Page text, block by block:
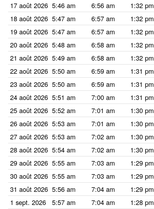
17 août 2026 5:46 am 6:56 am 1:32 pm
18 août 2026 5:47 am 6:57 am 1:32 pm
19 août 2026 5:47 am 6:57 am 1:32 pm
20 août 2026 5:48 am 6:58 am 1:32 pm
21 août 2026 5:49 am 6:58 am 1:32 pm
22 août 2026 5:50 am 6:59 am 1:31 pm
23 août 2026 5:50 am 6:59 am 1:31 pm
24 août 2026 5:51 am 7:00 am 1:31 pm
25 août 2026 5:52 am 7:01 am 1:30 pm
26 août 2026 5:53 am 7:01 am 1:30 pm
27 août 2026 5:53 am 7:02 am 1:30 pm
28 août 2026 5:54 am 7:02 am 1:30 pm
29 août 2026 5:55 am 7:03 am 1:29 pm
30 août 2026 5:55 am 7:03 am 1:29 pm
31 août 2026 5:56 am 7:04 am 1:29 pm
1 sept. 2026
5:57 am 7:04 am 1:28 pm